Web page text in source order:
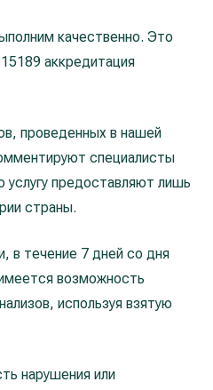
качественно. Это
аккредитация
проведенных в нашей
специалисты
услугу предоставляют лишь
страны.
в течение 7 дней со дня
возможность
используя взятую
нарушения или